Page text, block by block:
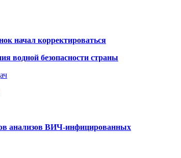
начал корректироваться
водной безопасности страны
анализов ВИЧ-инфицированных